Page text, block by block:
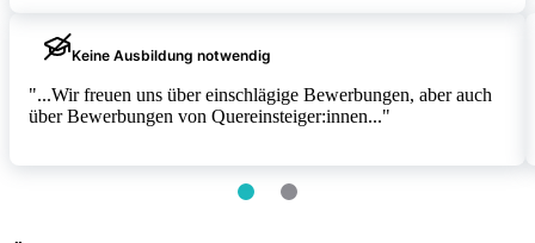
Keine Ausbildung notwendig
"...Wir freuen uns über einschlägige Bewerbungen, aber auch
über Bewerbungen von Quereinsteiger:innen..."
item
item
Item
of